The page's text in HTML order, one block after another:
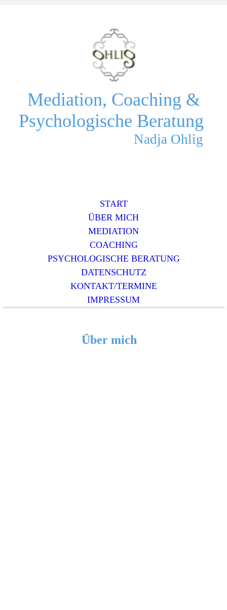
Mediation, Coaching &
Psychologische Beratung
Nadja Ohlig
START
ÜBER MICH
MEDIATION
COACHING
PSYCHOLOGISCHE BERATUNG
DATENSCHUTZ
KONTAKT/TERMINE
IMPRESSUM
Über mich